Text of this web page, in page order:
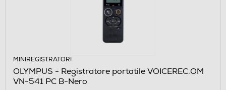
MINIREGISTRATORI
OLYMPUS - Registratore portatile VOICEREC.OM
VN-541 PC B-Nero